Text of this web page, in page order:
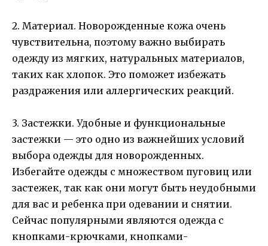
2. Материал. Новорожденные кожа очень
чувствительна, поэтому важно выбирать
одежду из мягких, натуральных материалов,
таких как хлопок. Это поможет избежать
раздражения или аллергических реакций.
3. Застежки. Удобные и функциональные
застежки — это одно из важнейших условий
выбора одежды для новорожденных.
Избегайте одежды с множеством пуговиц или
застежек, так как они могут быть неудобными
для вас и ребенка при одевании и снятии.
Сейчас популярными являются одежда с
кнопками-крючками, кнопками-